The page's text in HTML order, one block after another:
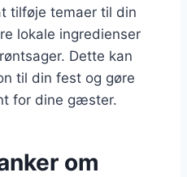
tilføje temaer til din
lokale ingredienser
Dette kan
til din fest og gøre
for dine gæster.
om